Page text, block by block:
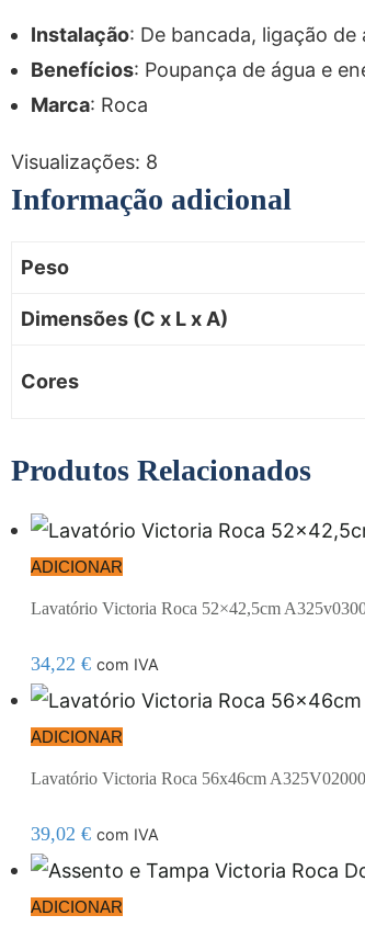
Instalação: De bancada, ligação
Benefícios: Poupança de água e
Marca: Roca
Visualizações: 8
Informação adicional
Peso
Dimensões (C x L x A)
Cores
Produtos Relacionados
ADICIONAR
Lavatório Victoria Roca 52×42,5cm
34,22 € com IVA
ADICIONAR
Lavatório Victoria Roca 56x46cm A325V02000
39,02 € com IVA
ADICIONAR